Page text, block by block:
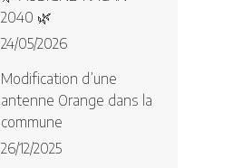
2040 🌿
24/05/2026
Modification d’une
antenne Orange dans la
commune
26/12/2025